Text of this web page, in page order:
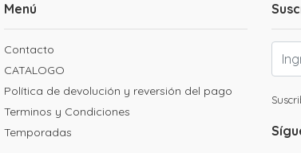
Menú
Contacto
CATALOGO
Política de devolución y reversión del pago
Terminos y Condiciones
Temporadas